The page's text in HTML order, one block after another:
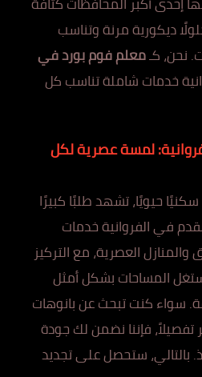
ديكورية مرنة وتناسب
نحن، كـمعلم فوم بورد في
خدمات شاملة تناسب كل
لمسة عصرية لكل
حيويًا، تشهد طلبًا كبيرًا
في الفروانية خدمات
العصرية، مع التركيز
المساحات بشكل أمثل
سواء كنت تبحث عن بانوهات
فإننا نضمن لك جودة
بالتالي، ستحصل على تجديد